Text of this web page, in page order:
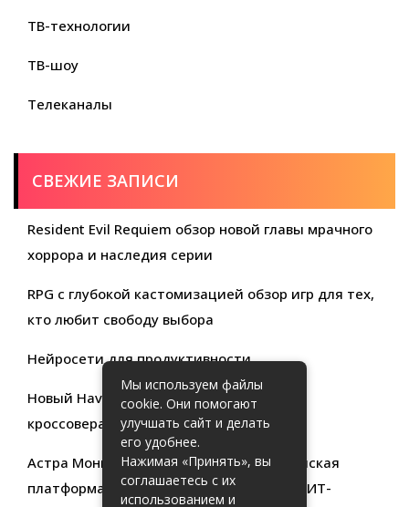
ТВ-технологии
ТВ-шоу
Телеканалы
СВЕЖИЕ ЗАПИСИ
Resident Evil Requiem обзор новой главы мрачного
хоррора и наследия серии
RPG с глубокой кастомизацией обзор игр для тех,
кто любит свободу выбора
Нейросети для продуктивности
Новый Haval Jolion: обзор современного
кроссовера для активной жизни
Астра Мониторинг: Современная российская
платформа для эффективного контроля ИТ-
Мы используем файлы
cookie. Они помогают
улучшать сайт и делать
его удобнее.
Нажимая «Принять», вы
соглашаетесь с их
использованием и